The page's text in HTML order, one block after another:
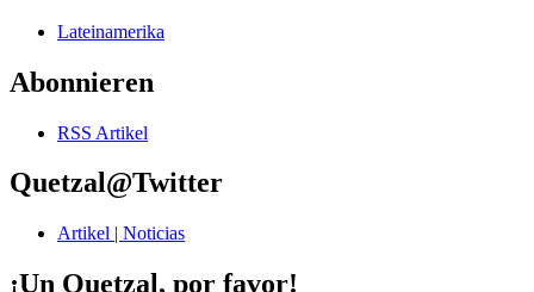
Lateinamerika
Abonnieren
RSS Artikel
Quetzal@Twitter
Artikel | Noticias
¡Un Quetzal, por favor!